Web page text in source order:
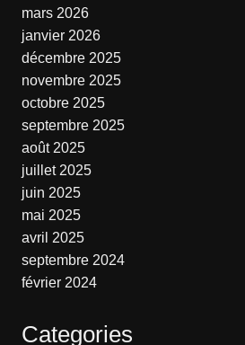
mars 2026
janvier 2026
décembre 2025
novembre 2025
octobre 2025
septembre 2025
août 2025
juillet 2025
juin 2025
mai 2025
avril 2025
septembre 2024
février 2024
Categories